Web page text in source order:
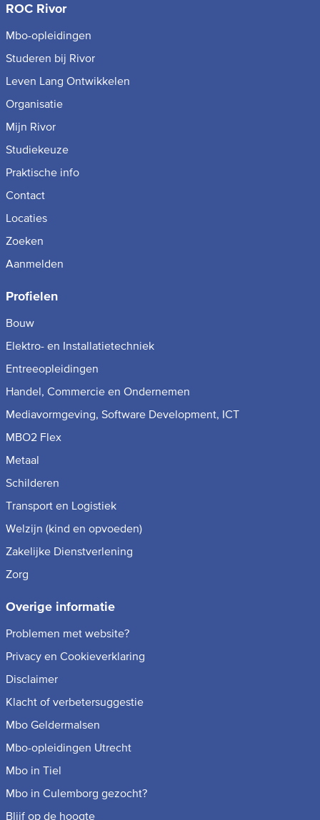
ROC Rivor
Mbo-opleidingen
Studeren bij Rivor
Leven Lang Ontwikkelen
Organisatie
Mijn Rivor
Studiekeuze
Praktische info
Contact
Locaties
Zoeken
Aanmelden
Profielen
Bouw
Elektro- en Installatietechniek
Entreeopleidingen
Handel, Commercie en Ondernemen
Mediavormgeving, Software Development, ICT
MBO2 Flex
Metaal
Schilderen
Transport en Logistiek
Welzijn (kind en opvoeden)
Zakelijke Dienstverlening
Zorg
Overige informatie
Problemen met website?
Privacy en Cookieverklaring
Disclaimer
Klacht of verbetersuggestie
Mbo Geldermalsen
Mbo-opleidingen Utrecht
Mbo in Tiel
Mbo in Culemborg gezocht?
Blijf op de hoogte